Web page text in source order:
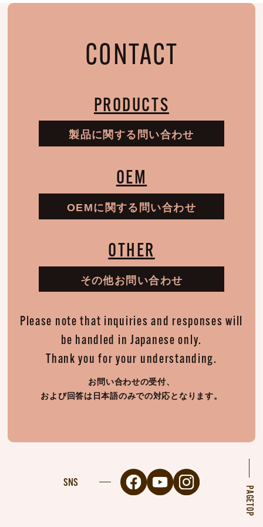
CONTACT
PRODUCTS
製品に関する問い合わせ
OEM
OEMに関する問い合わせ
OTHER
その他お問い合わせ
Please note that inquiries and responses will
be handled in Japanese only.
Thank you for your understanding.
お問い合わせの受付、
および回答は日本語のみでの対応となります。
SNS
PAGETOP